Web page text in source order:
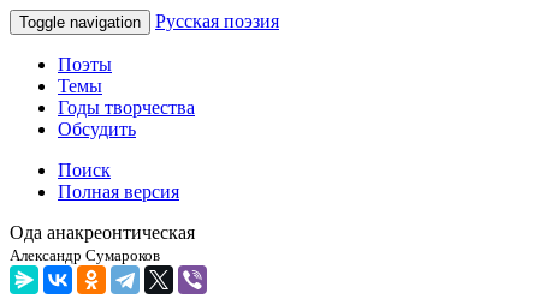
Toggle navigation Русская поэзия
Поэты
Темы
Годы творчества
Обсудить
Поиск
Полная версия
Ода анакреонтическая
Александр Сумароков